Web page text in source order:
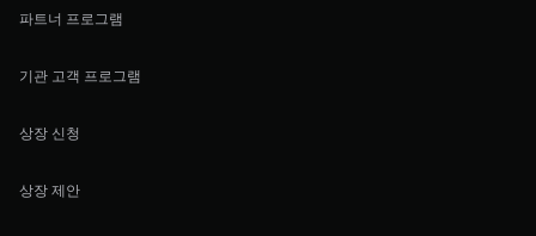
파트너 프로그램
기관 고객 프로그램
상장 신청
상장 제안